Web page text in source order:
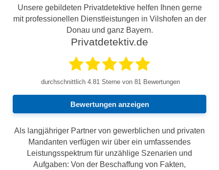
Unsere gebildeten Privatdetektive helfen Ihnen gerne
mit professionellen Dienstleistungen in Vilshofen an der
Donau und ganz Bayern.
Privatdetektiv.de
durchschnittlich 4.81 Sterne von 81 Bewertungen
Bewertungen anzeigen
Als langjähriger Partner von gewerblichen und privaten
Mandanten verfügen wir über ein umfassendes
Leistungsspektrum für unzählige Szenarien und
Aufgaben: Von der Beschaffung von Fakten,